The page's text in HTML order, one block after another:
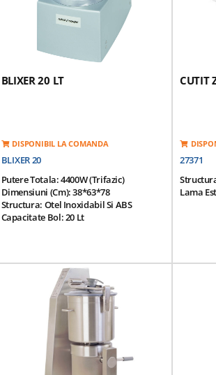
BLIXER 20 LT
DISPONIBIL LA COMANDA
BLIXER 20
Putere Totala: 4400W (trifazic)
Dimensiuni (cm): 38*63*78
Structura: Otel Inoxidabil Si ABS
Capacitate Bol: 20 Lt
Tensiune De Alimentare: 380V/50Hz
Motor Cu Inductie: Sistem Magnetic De
Siguranta Si Frana De Motor
Contine: Bol Din Otel Inoxidabil
Detasabil; Capac Sigilat Echipat Cu Un
Bol Si O Razatoare; Bol Cu Capacitate
Mare Pentru Lichide;cutit Cu Lama
Zimtata Fin.
Greutate: 73 Kg
CUTIT
27371
Lama